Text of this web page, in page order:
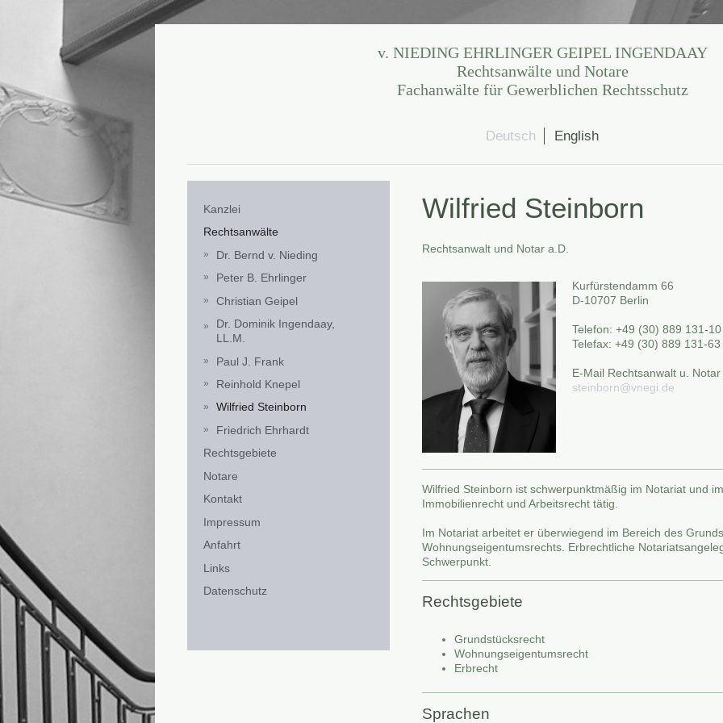
v. NIEDING EHRLINGER GEIPEL INGENDAAY
Rechtsanwälte und Notare
Fachanwälte für Gewerblichen Rechtsschutz
Deutsch English
Wilfried Steinborn
Rechtsanwalt und Notar a.D.
Kurfürstendamm 66
D-10707 Berlin
Telefon: +49 (30) 889 131-
Telefax: +49 (30) 889 131-63
E-Mail Rechtsanwalt u.
steinborn@vnegi.de
Wilfried Steinborn ist schwerpunktmäßig im Notariat und
Immobilienrecht und Arbeitsrecht tätig.
Im Notariat arbeitet er überwiegend im Bereich des
Wohnungseigentumsrechts. Erbrechtliche
Schwerpunkt.
Rechtsgebiete
Grundstücksrecht
Wohnungseigentumsrecht
Erbrecht
Sprachen
Kanzlei
Rechtsanwälte
Dr. Bernd v. Nieding
Peter B. Ehrlinger
Christian Geipel
Dr. Dominik Ingendaay,
LL.M.
Paul J. Frank
Reinhold Knepel
Wilfried Steinborn
Friedrich Ehrhardt
Rechtsgebiete
Notare
Kontakt
Impressum
Anfahrt
Links
Datenschutz